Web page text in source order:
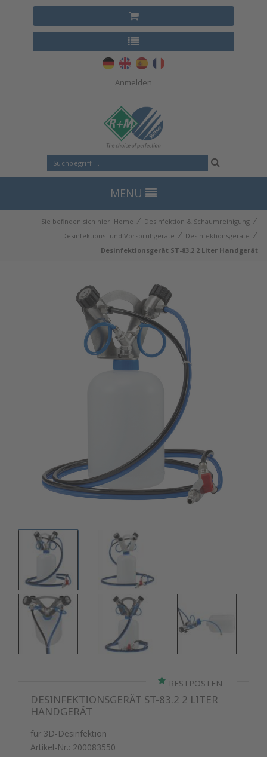
Anmelden
MENU
Sie befinden sich hier: Home ⁄ Desinfektion & Schaumreinigung ⁄
Desinfektions- und Vorsprühgeräte ⁄ Desinfektionsgeräte ⁄
Desinfektionsgerät ST-83.2 2 Liter Handgerät
RESTPOSTEN
DESINFEKTIONSGERÄT ST-83.2 2 LITER
HANDGERÄT
für 3D-Desinfektion
Artikel-Nr.: 200083550